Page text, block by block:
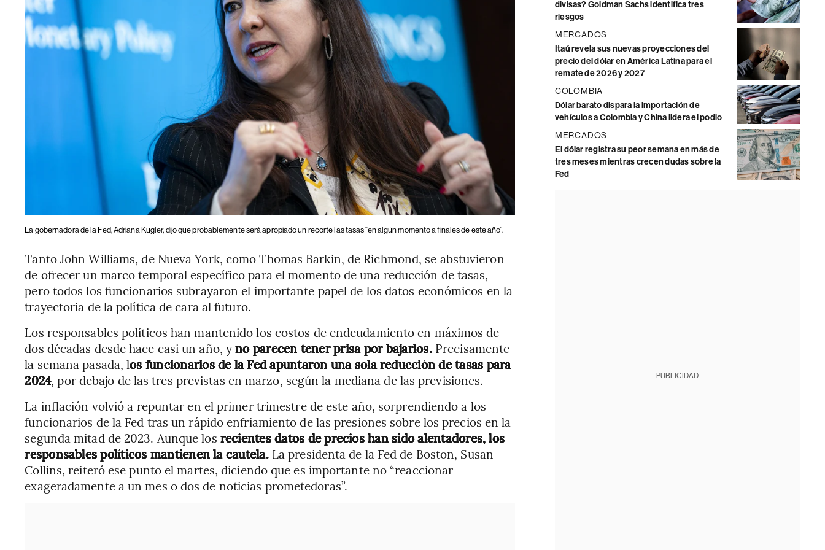
La gobernadora de la Fed, Adriana Kugler, dijo que probablemente será apropiado un recorte las tasas “en algún momento a finales de este año”.
Tanto John Williams, de Nueva York, como Thomas Barkin, de Richmond, se abstuvieron
de ofrecer un marco temporal específico para el momento de una reducción de tasas,
pero todos los funcionarios subrayaron el importante papel de los datos económicos en la
trayectoria de la política de cara al futuro.
Los responsables políticos han mantenido los costos de endeudamiento en máximos de
dos décadas desde hace casi un año, yno parecen tener prisa por bajarlos. Precisamente
la semana pasada, los funcionarios de la Fed apuntaron una sola reducción de tasas para
2024, por debajo de las tres previstas en marzo, según la mediana de las previsiones.
La inflación volvió a repuntar en el primer trimestre de este año, sorprendiendo a los
funcionarios de la Fed tras un rápido enfriamiento de las presiones sobre los precios en la
segunda mitad de 2023. Aunque los recientes datos de precios han sido alentadores, los
responsables políticos mantienen la cautela.La presidenta de la Fed de Boston, Susan
Collins, reiteró ese punto el martes, diciendo que es importante no “reaccionar
exageradamente a un mes o dos de noticias prometedoras”.
divisas? Goldman Sachs identifica tres
riesgos
MERCADOS
Itaú revela sus nuevas proyecciones del
precio del dólar en América Latina para el
remate de 2026 y 2027
COLOMBIA
Dólar barato dispara la importación de
vehículos a Colombia y China lidera el podio
MERCADOS
El dólar registra su peor semana en más de
tres meses mientras crecen dudas sobre la
Fed
PUBLICIDAD